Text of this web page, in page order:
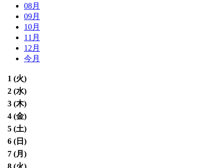
08月
09月
10月
11月
12月
今月
1 (火)
2 (水)
3 (木)
4 (金)
5 (土)
6 ( 日 )
7 (月 )
8 (火)